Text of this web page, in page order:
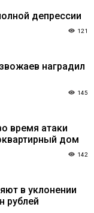
депрессии
121
наградил
145
время атаки
дом
142
в уклонении
рублей